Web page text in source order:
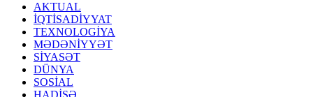
AKTUAL
İQTİSADİYYAT
TEXNOLOGİYA
MƏDƏNİYYƏT
SİYASƏT
DÜNYA
SOSİAL
HADİSƏ